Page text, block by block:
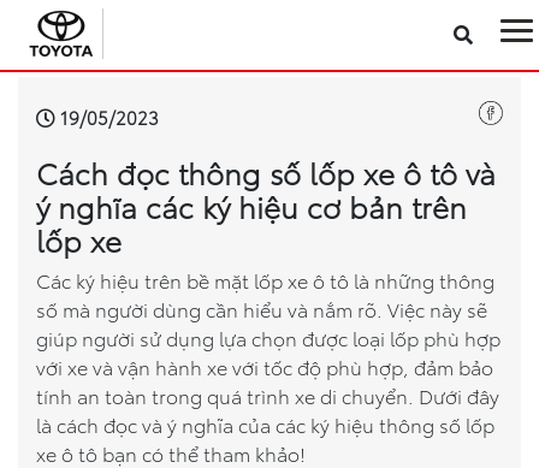
Sản phẩm
Công nghệ
Dịch vụ
Điện hóa
Về Toyota Việt Nam
Tin tức & Khuyến mãi
19/05/2023
Cách đọc thông số lốp xe ô tô và
ý nghĩa các ký hiệu cơ bản trên
lốp xe
Các ký hiệu trên bề mặt lốp xe ô tô là những thông
số mà người dùng cần hiểu và nắm rõ. Việc này sẽ
giúp người sử dụng lựa chọn được loại lốp phù hợp
với xe và vận hành xe với tốc độ phù hợp, đảm bảo
tính an toàn trong quá trình xe di chuyển. Dưới đây
là cách đọc và ý nghĩa của các ký hiệu thông số lốp
xe ô tô bạn có thể tham khảo!